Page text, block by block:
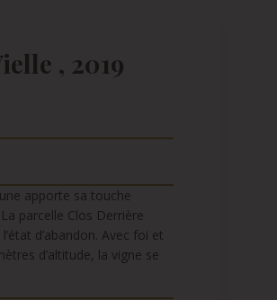
, 2019
apporte sa touche
parcelle Clos Derrière
d’abandon. Avec foi et
d’altitude, la vigne se